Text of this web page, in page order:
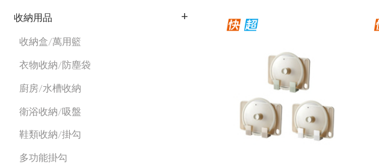
收納用品
收納盒/萬用籃
衣物收納/防塵袋
廚房/水槽收納
衛浴收納/吸盤
鞋類收納/掛勾
多功能掛勾